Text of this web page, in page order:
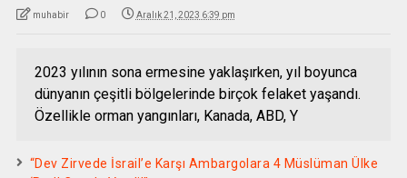
muhabir 0 Aralık 21, 2023 6:39 pm
2023 yılının sona ermesine yaklaşırken, yıl boyunca
dünyanın çeşitli bölgelerinde birçok felaket yaşandı.
Özellikle orman yangınları, Kanada, ABD, Y
“Dev Zirvede İsrail’e Karşı Ambargolara 4 Müslüman Ülke